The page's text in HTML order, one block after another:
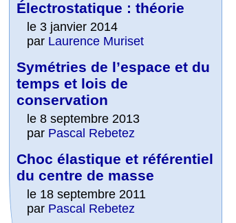
Électrostatique : théorie
le 3 janvier 2014
par Laurence Muriset
Symétries de l’espace et du
temps et lois de
conservation
le 8 septembre 2013
par Pascal Rebetez
Choc élastique et référentiel
du centre de masse
le 18 septembre 2011
par Pascal Rebetez